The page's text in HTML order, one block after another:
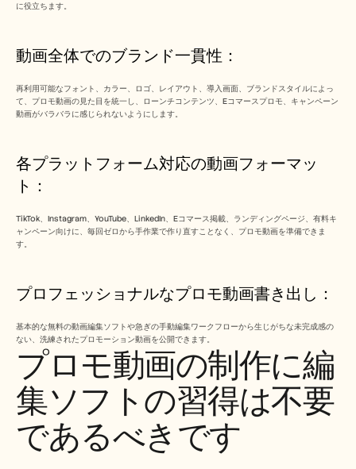
に役立ちます。
動画全体でのブランド一貫性：
再利用可能なフォント、カラー、ロゴ、レイアウト、導入画面、ブランドスタイルによっ
て、プロモ動画の見た目を統一し、ローンチコンテンツ、Eコマースプロモ、キャンペーン
動画がバラバラに感じられないようにします。
各プラットフォーム対応の動画フォーマッ
ト：
TikTok、Instagram、YouTube、LinkedIn、Eコマース掲載、ランディングページ、有料キ
ャンペーン向けに、毎回ゼロから手作業で作り直すことなく、プロモ動画を準備できま
す。
プロフェッショナルなプロモ動画書き出し：
基本的な無料の動画編集ソフトや急ぎの手動編集ワークフローから生じがちな未完成感の
ない、洗練されたプロモーション動画を公開できます。
プロモ動画の制作に編
集ソフトの習得は不要
であるべきです